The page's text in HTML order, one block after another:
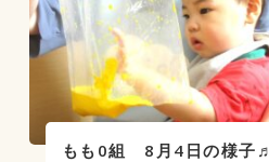
もも0組 8月4日の様子♬